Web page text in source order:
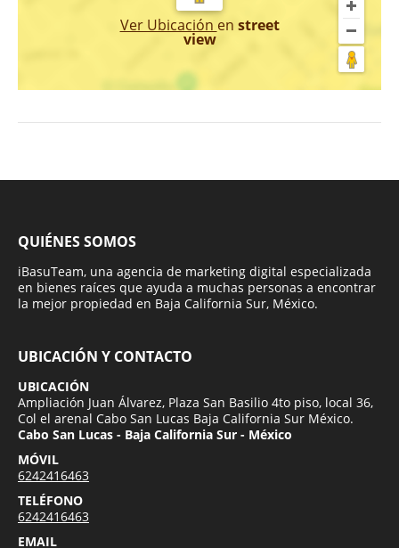
Ver Ubicación en street
view
QUIÉNES SOMOS
iBasuTeam, una agencia de marketing digital especializada
en bienes raíces que ayuda a muchas personas a encontrar
la mejor propiedad en Baja California Sur, México.
UBICACIÓN Y CONTACTO
UBICACIÓN
Ampliación Juan Álvarez, Plaza San Basilio 4to piso, local 36,
Col el arenal Cabo San Lucas Baja California Sur México.
Cabo San Lucas - Baja California Sur - México
MÓVIL
6242416463
TELÉFONO
6242416463